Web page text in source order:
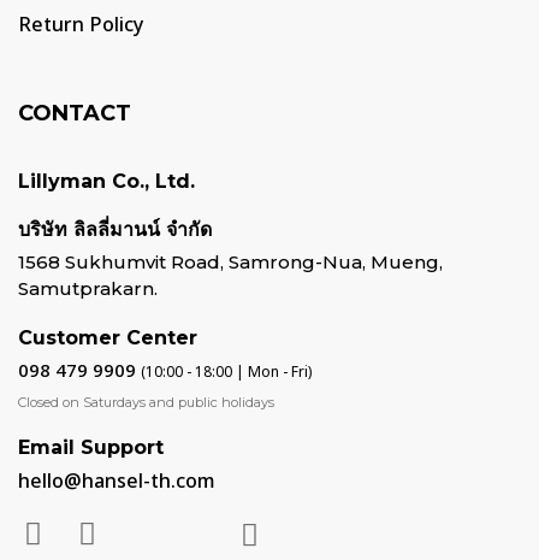
Return Policy
CONTACT
Lillyman Co., Ltd.
บริษัท ลิลลี่มานน์ จำกัด
1568 Sukhumvit Road, Samrong-Nua, Mueng,
Samutprakarn.
Customer Center
098 479 9909 (10:00 - 18:00 | Mon - Fri)
Closed on Saturdays and public holidays
Email Support
hello@hansel-th.com